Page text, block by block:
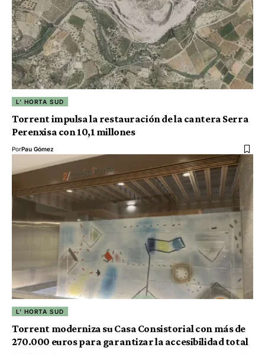
L' HORTA SUD
Torrent impulsa la restauración de la cantera Serra
Perenxisa con 10,1 millones
PorPau Gómez
L' HORTA SUD
Torrent moderniza su Casa Consistorial con más de
270.000 euros para garantizar la accesibilidad total